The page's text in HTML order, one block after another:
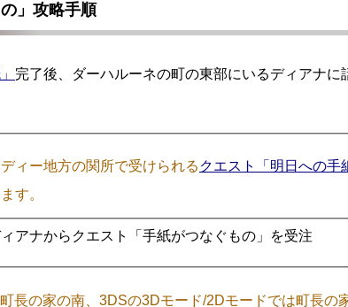
」攻略手順
完了後、ダーハルーネの町の東部にいるディアナに
ィー地方の関所で受けられる クエスト「明日への手
す。
アナからクエスト「手紙がつなぐもの」を受注
長の家の南、3DSの3Dモード/2Dモードでは町長の